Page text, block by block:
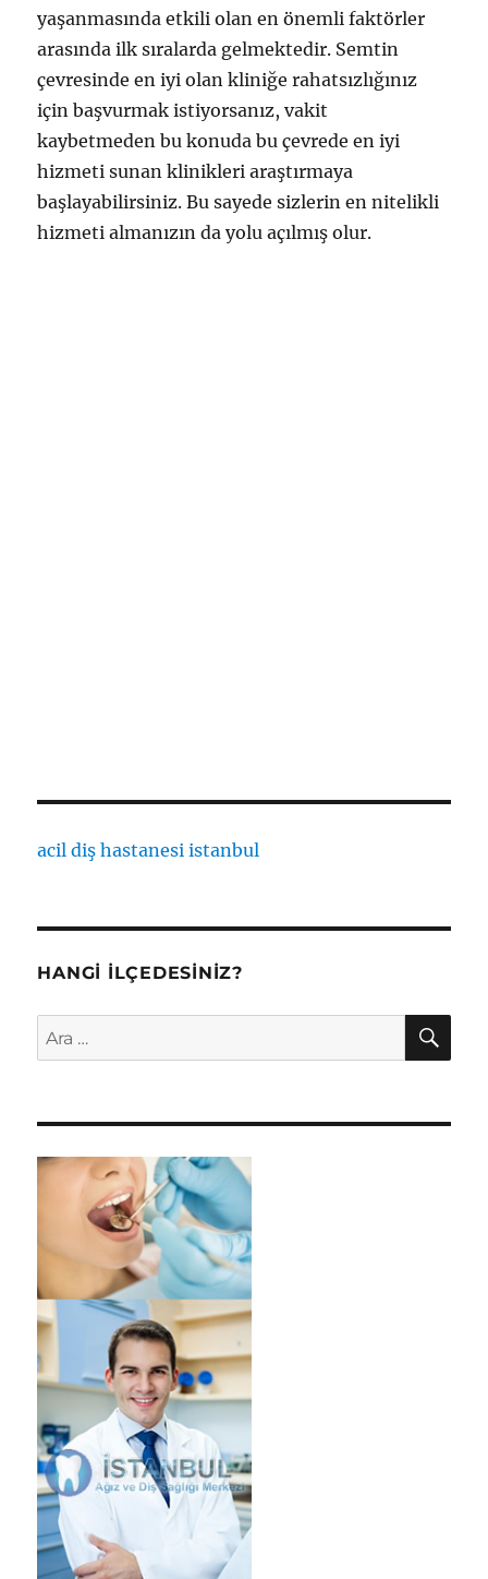
yaşanmasında etkili olan en önemli faktörler
arasında ilk sıralarda gelmektedir. Semtin
çevresinde en iyi olan kliniğe rahatsızlığınız
için başvurmak istiyorsanız, vakit
kaybetmeden bu konuda bu çevrede en iyi
hizmeti sunan klinikleri araştırmaya
başlayabilirsiniz. Bu sayede sizlerin en nitelikli
hizmeti almanızın da yolu açılmış olur.
acil diş hastanesi istanbul
HANGI İLÇEDESINIZ?
Ara: